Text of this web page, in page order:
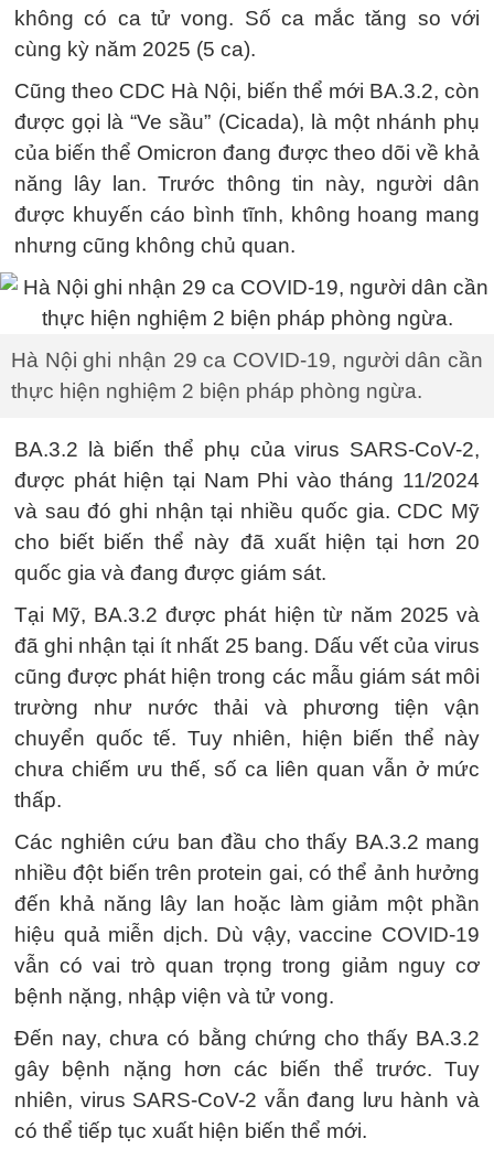
không có ca tử vong. Số ca mắc tăng so với
cùng kỳ năm 2025 (5 ca).
Cũng theo CDC Hà Nội, biến thể mới BA.3.2, còn
được gọi là “Ve sầu” (Cicada), là một nhánh phụ
của biến thể Omicron đang được theo dõi về khả
năng lây lan. Trước thông tin này, người dân
được khuyến cáo bình tĩnh, không hoang mang
nhưng cũng không chủ quan.
Hà Nội ghi nhận 29 ca COVID-19, người dân cần
thực hiện nghiệm 2 biện pháp phòng ngừa.
BA.3.2 là biến thể phụ của virus SARS-CoV-2,
được phát hiện tại Nam Phi vào tháng 11/2024
và sau đó ghi nhận tại nhiều quốc gia. CDC Mỹ
cho biết biến thể này đã xuất hiện tại hơn 20
quốc gia và đang được giám sát.
Tại Mỹ, BA.3.2 được phát hiện từ năm 2025 và
đã ghi nhận tại ít nhất 25 bang. Dấu vết của virus
cũng được phát hiện trong các mẫu giám sát môi
trường như nước thải và phương tiện vận
chuyển quốc tế. Tuy nhiên, hiện biến thể này
chưa chiếm ưu thế, số ca liên quan vẫn ở mức
thấp.
Các nghiên cứu ban đầu cho thấy BA.3.2 mang
nhiều đột biến trên protein gai, có thể ảnh hưởng
đến khả năng lây lan hoặc làm giảm một phần
hiệu quả miễn dịch. Dù vậy, vaccine COVID-19
vẫn có vai trò quan trọng trong giảm nguy cơ
bệnh nặng, nhập viện và tử vong.
Đến nay, chưa có bằng chứng cho thấy BA.3.2
gây bệnh nặng hơn các biến thể trước. Tuy
nhiên, virus SARS-CoV-2 vẫn đang lưu hành và
có thể tiếp tục xuất hiện biến thể mới.